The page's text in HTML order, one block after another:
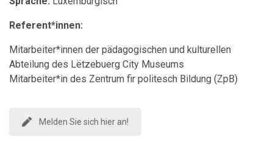
Referent*innen:
Mitarbeiter*innen der pädagogischen und kulturellen
Abteilung des Lëtzebuerg City Museums
Mitarbeiter*in des Zentrum fir politesch Bildung (ZpB)
Melden Sie sich hier an!